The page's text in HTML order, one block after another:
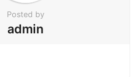
Posted by
admin